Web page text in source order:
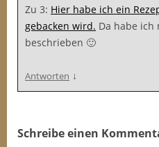
Zu 3: Hier habe ich ein
gebacken wird. Da habe ich
beschrieben 🙂
Antworten ↓
Schreibe einen